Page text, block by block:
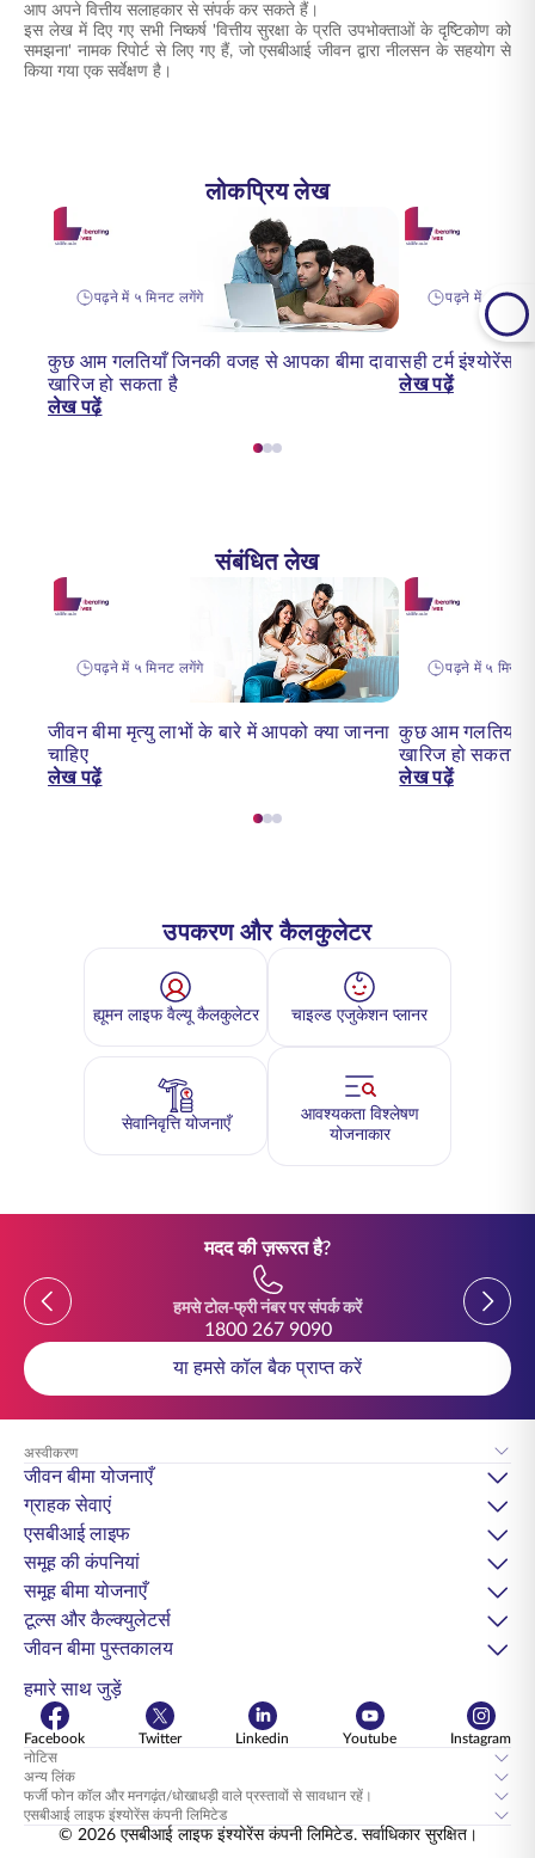
आप अपने वित्तीय सलाहकार से संपर्क कर सकते हैं।
इस लेख में दिए गए सभी निष्कर्ष 'वित्तीय सुरक्षा के प्रति उपभोक्ताओं के दृष्टिकोण को
समझना' नामक रिपोर्ट से लिए गए हैं, जो एसबीआई जीवन द्वारा नीलसन के सहयोग से
किया गया एक सर्वेक्षण है।
लोकप्रिय लेख
पढ़ने में ५ मिनट लगेंगे
कुछ आम गलतियाँ जिनकी वजह से आपका बीमा दावा
खारिज हो सकता है
लेख पढ़ें
पढ़ने में 14
सही टर्म इंश्योरेंस
लेख पढ़ें
संबंधित लेख
पढ़ने में ५ मिनट लगेंगे
जीवन बीमा मृत्यु लाभों के बारे में आपको क्या जानना
चाहिए
लेख पढ़ें
पढ़ने में ५ मिनट
कुछ आम गलतियाँ
खारिज हो सकता है
लेख पढ़ें
उपकरण और कैलकुलेटर
ह्यूमन लाइफ वैल्यू कैलकुलेटर चाइल्ड एजुकेशन प्लानर
सेवानिवृत्ति योजनाएँ
आवश्यकता विश्लेषण
योजनाकार
मदद की ज़रूरत है?
Previous
हमसे टोल-फ्री नंबर पर संपर्क करें
1800 267 9090
Previous
या हमसे कॉल बैक प्राप्त करें
अस्वीकरण
जीवन बीमा योजनाएँ
ग्राहक सेवाएं
एसबीआई लाइफ
समूह की कंपनियां
समूह बीमा योजनाएँ
टूल्स और कैल्क्युलेटर्स
जीवन बीमा पुस्तकालय
हमारे साथ जुड़ें
Facebook Twitter Linkedin Youtube
Instagram
नोटिस
अन्य लिंक
फर्जी फोन कॉल और मनगढ़ंत/धोखाधड़ी वाले प्रस्तावों से सावधान रहें।
एसबीआई लाइफ इंश्योरेंस कंपनी लिमिटेड
© 2026 एसबीआई लाइफ इंश्योरेंस कंपनी लिमिटेड. सर्वाधिकार सुरक्षित।